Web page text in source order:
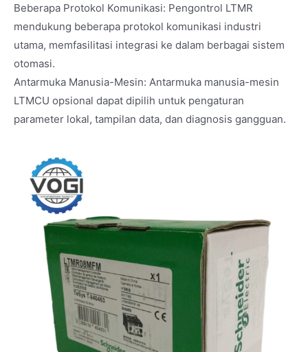
Beberapa Protokol Komunikasi: Pengontrol LTMR
mendukung beberapa protokol komunikasi industri
utama, memfasilitasi integrasi ke dalam berbagai sistem
otomasi.
Antarmuka Manusia-Mesin: Antarmuka manusia-mesin
LTMCU opsional dapat dipilih untuk pengaturan
parameter lokal, tampilan data, dan diagnosis gangguan.